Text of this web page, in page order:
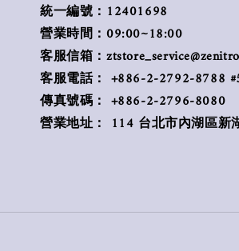
統一編號：12401698
營業時間：09:00~18:00
客服信箱：
客服電話： +886-2-2792-8788
傳真號碼： +886-2-2796-8080
營業地址： 114 台北市內湖區新